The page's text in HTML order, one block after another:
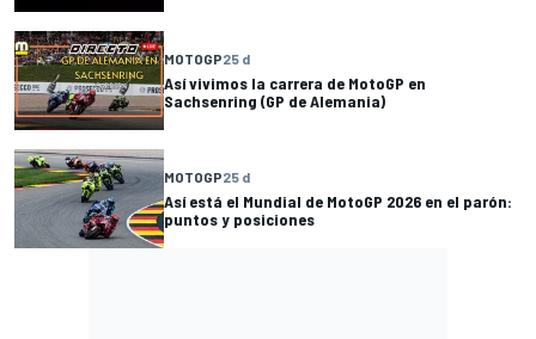
MOTOGP25 d
Así vivimos la carrera de MotoGP en
Sachsenring (GP de Alemania)
MOTOGP25 d
Así está el Mundial de MotoGP 2026 en el parón:
puntos y posiciones